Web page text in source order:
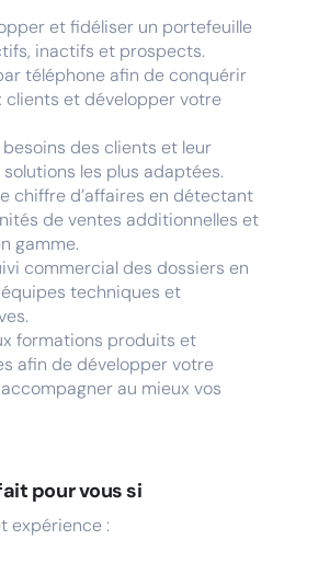
et fidéliser un portefeuille
inactifs et prospects.
téléphone afin de conquérir
clients et développer votre
des clients et leur
les plus adaptées.
chiffre d’affaires en détectant
de ventes additionnelles et
gamme.
commercial des dossiers en
techniques et
formations produits et
afin de développer votre
au mieux vos
pour vous si
expérience :